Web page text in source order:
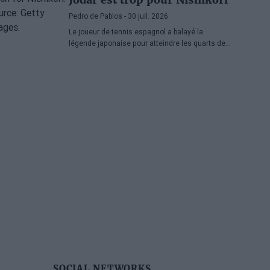
Pedro de Pablos - 30 juil. 2026
Le joueur de tennis espagnol a balayé la
légende japonaise pour atteindre les quarts de